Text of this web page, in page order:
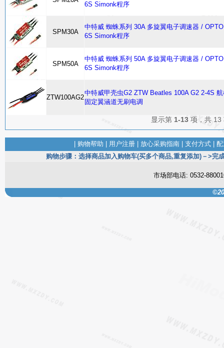
6S Simonk程序
SPM30A
中特威 蜘蛛系列 30A 多旋翼电子调速器 /
6S Simonk程序
SPM50A
中特威 蜘蛛系列 50A 多旋翼电子调速器 /
6S Simonk程序
ZTW100AG2
中特威甲壳虫G2 ZTW Beatles 100A G2 2-4S
固定翼涵道无刷电调
显示第 1-13 项，共 13
购物帮助 用户注册 放心采购指南 支付方式
购物步骤：选择商品加入购物车(买多个商品,重复添加)－>
市场部电话: 0532-